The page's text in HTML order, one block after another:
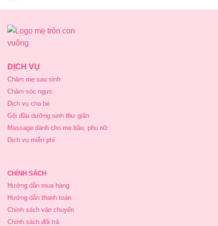
150,000₫.là:
DỊCH VỤ
Chăm mẹ sau sinh
Chăm sóc ngực
Dịch vụ cho bé
Gội đầu dưỡng sinh thư giãn
Massage dành cho mẹ bầu, phụ nữ
Dịch vụ miễn phí
CHÍNH SÁCH
Hướng dẫn mua hàng
Hướng dẫn thanh toán
Chính sách vận chuyển
Chính sách đổi trả